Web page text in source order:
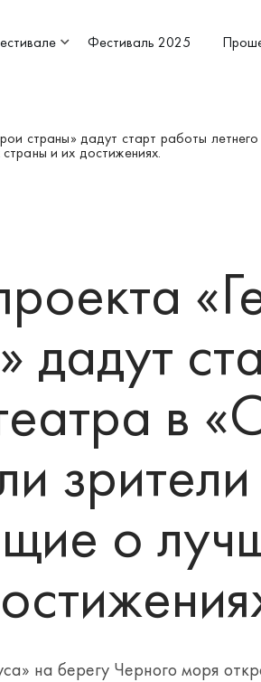
Фестиваль 2025
страны» дадут старт работы
и их достижениях.
дадут
в
о
на берегу Черного моря